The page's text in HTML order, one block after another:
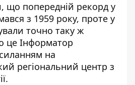
що попередній рекорд у
з 1959 року, проте у
точно таку ж
це Інформатор
на
регіональний центр з
.